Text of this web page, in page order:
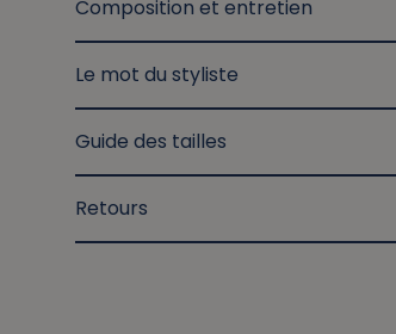
Composition et entretien
Le mot du styliste
Guide des tailles
Retours